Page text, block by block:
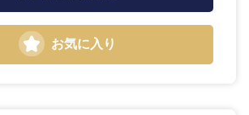
お気に入り